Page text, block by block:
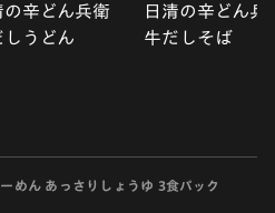
の辛どん兵衛
しうどん
日清の辛どん兵
牛だしそば
めん あっさりしょうゆ 3食パック